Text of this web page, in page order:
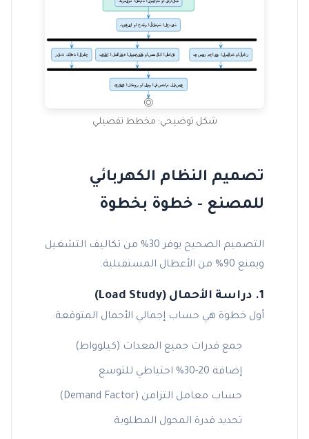
شكل توضيحي: مخطط تفصيلي
تصميم النظام الكهربائي
للمصنع - خطوة بخطوة
التصميم الصحيح يوفر 30% من تكاليف التشغيل
ويمنع 90% من الأعطال المستقبلية.
1. دراسة الأحمال (Load Study)
أول خطوة هي حساب إجمالي الأحمال المتوقعة:
جمع قدرات جميع المعدات (كيلوواط)
إضافة 20-30% احتياطي للتوسع
حساب معامل التزامن (Demand Factor)
تحديد قدرة المحول المطلوبة